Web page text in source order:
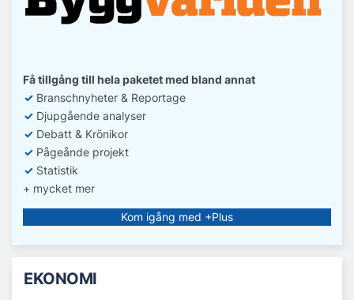
Få tillgång till hela paketet med bland annat
✓ Branschnyheter & Reportage
✓ Djupgående analyser
✓ Debatt & Krönikor
✓ Pågeånde projekt
✓ Statistik
+ mycket mer
Kom igång med +Plus
EKONOMI